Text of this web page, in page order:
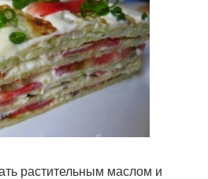
растительным маслом и